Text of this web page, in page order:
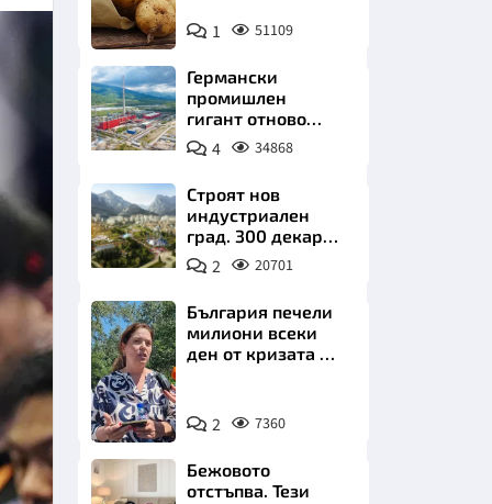
ХРАНА
ИКОНОМИКА
Снимка:
Пиксабей
1 51109
Германски
промишлен
гигант отново
позлатява наш
град
4 34868
Строят нов
индустриален
град. 300 декара
чакат златни
заводи
2 20701
Снимка:
БТА
България печели
милиони всеки
ден от кризата по
2 7360
Бежовото
отстъпва. Тези